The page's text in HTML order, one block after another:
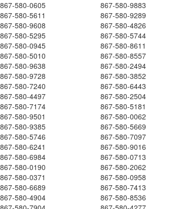
867-580-0605
867-580-9883
867-580-5611
867-580-9289
867-580-9608
867-580-4826
867-580-5295
867-580-5744
867-580-0945
867-580-8611
867-580-5010
867-580-8557
867-580-9638
867-580-2494
867-580-9728
867-580-3852
867-580-7240
867-580-6443
867-580-4497
867-580-2504
867-580-7174
867-580-5181
867-580-9501
867-580-0062
867-580-9385
867-580-5669
867-580-5746
867-580-7097
867-580-6241
867-580-9016
867-580-6984
867-580-0713
867-580-0190
867-580-2062
867-580-0371
867-580-0958
867-580-6689
867-580-7413
867-580-4904
867-580-8536